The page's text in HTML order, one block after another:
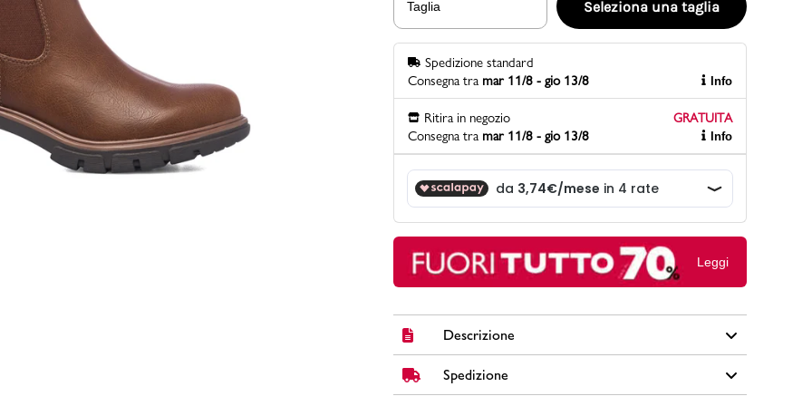
Scopri di più
la guida
Back to School 2026: la guida definitiva per il
rientro a scuola
PittaRosso
Gioco della scarpa al matrimonio e idee
divertenti con le calzature
Donna
Taglia Seleziona una taglia
Spedizione standard
Consegna tra mar 11/8 - gio 13/8 Info
Ritira in negozio
GRATUITA
Consegna tra mar 11/8 - gio 13/8 Info
Leggi
Descrizione
Stivaletti Lora Ferres in similpelle colore marrone con
inserti elastici laterali, tirante sul retro e tacco 4 cm.
Spedizione